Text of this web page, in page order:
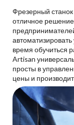
Фрезерный
отличное
время обучиться
Artisan
просты в
цены и